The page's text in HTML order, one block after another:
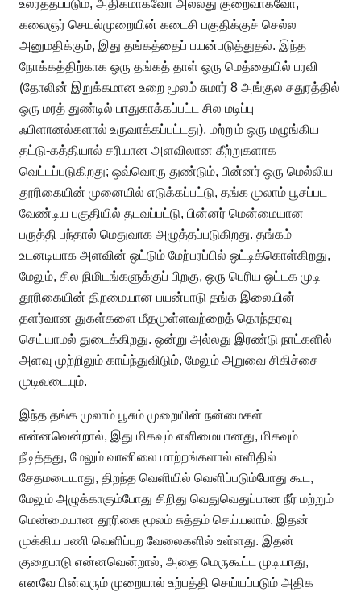
உலர்த்தப்படும், அதிகமாகவோ அல்லது குறைவாகவோ,
கலைஞர் செயல்முறையின் கடைசி பகுதிக்குச் செல்ல
அனுமதிக்கும், இது தங்கத்தைப் பயன்படுத்துதல். இந்த
நோக்கத்திற்காக ஒரு தங்கத் தாள் ஒரு மெத்தையில் பரவி
(தோலின் இறுக்கமான உறை மூலம் சுமார் 8 அங்குல சதுரத்தில்
ஒரு மரத் துண்டில் பாதுகாக்கப்பட்ட சில மடிப்பு
ஃபிளானல்களால் உருவாக்கப்பட்டது), மற்றும் ஒரு மழுங்கிய
தட்டு-கத்தியால் சரியான அளவிலான கீற்றுகளாக
வெட்டப்படுகிறது; ஒவ்வொரு துண்டும், பின்னர் ஒரு மெல்லிய
தூரிகையின் முனையில் எடுக்கப்பட்டு, தங்க முலாம் பூசப்பட
வேண்டிய பகுதியில் தடவப்பட்டு, பின்னர் மென்மையான
பருத்தி பந்தால் மெதுவாக அழுத்தப்படுகிறது. தங்கம்
உடனடியாக அளவின் ஒட்டும் மேற்பரப்பில் ஒட்டிக்கொள்கிறது,
மேலும், சில நிமிடங்களுக்குப் பிறகு, ஒரு பெரிய ஒட்டக முடி
தூரிகையின் திறமையான பயன்பாடு தங்க இலையின்
தளர்வான துகள்களை மீதமுள்ளவற்றைத் தொந்தரவு
செய்யாமல் துடைக்கிறது. ஒன்று அல்லது இரண்டு நாட்களில்
அளவு முற்றிலும் காய்ந்துவிடும், மேலும் அறுவை சிகிச்சை
முடிவடையும்.
இந்த தங்க முலாம் பூசும் முறையின் நன்மைகள்
என்னவென்றால், இது மிகவும் எளிமையானது, மிகவும்
நீடித்தது, மேலும் வானிலை மாற்றங்களால் எளிதில்
சேதமடையாது, திறந்த வெளியில் வெளிப்படும்போது கூட,
மேலும் அழுக்காகும்போது சிறிது வெதுவெதுப்பான நீர் மற்றும்
மென்மையான தூரிகை மூலம் சுத்தம் செய்யலாம். இதன்
முக்கிய பணி வெளிப்புற வேலைகளில் உள்ளது. இதன்
குறைபாடு என்னவென்றால், அதை மெருகூட்ட முடியாது,
எனவே பின்வரும் முறையால் உற்பத்தி செய்யப்படும் அதிக